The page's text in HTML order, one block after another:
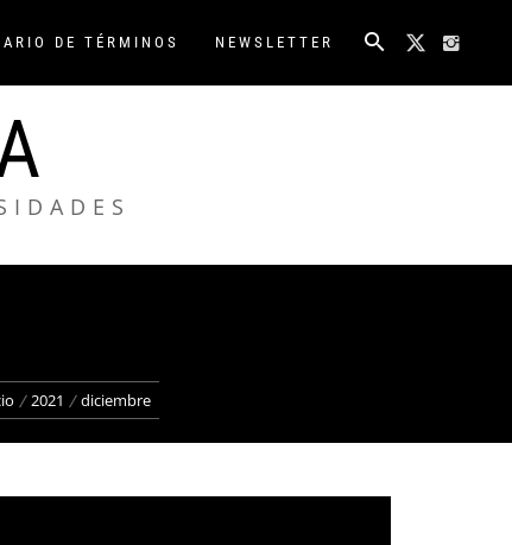
DE TÉRMINOS NEWSLETTER
2021 diciembre